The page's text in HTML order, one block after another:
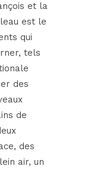
et la
est le
qui
tels
des
de
des
air, un